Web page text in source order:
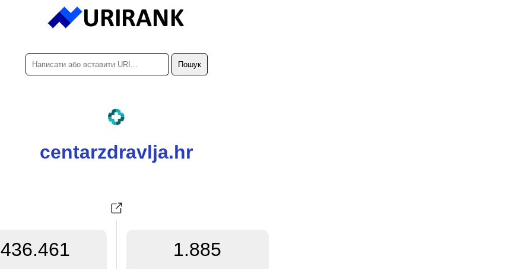
centarzdravlja.hr
436.461 1.885